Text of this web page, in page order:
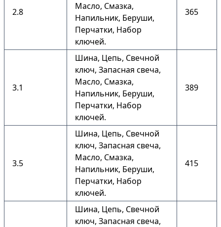
2.8
Масло, Смазка,
Напильник, Беруши,
Перчатки, Набор
ключей.
365
3.1
Шина, Цепь, Свечной
ключ, Запасная свеча,
Масло, Смазка,
Напильник, Беруши,
Перчатки, Набор
ключей.
389
3.5
Шина, Цепь, Свечной
ключ, Запасная свеча,
Масло, Смазка,
Напильник, Беруши,
Перчатки, Набор
ключей.
415
Шина, Цепь, Свечной
ключ, Запасная свеча,